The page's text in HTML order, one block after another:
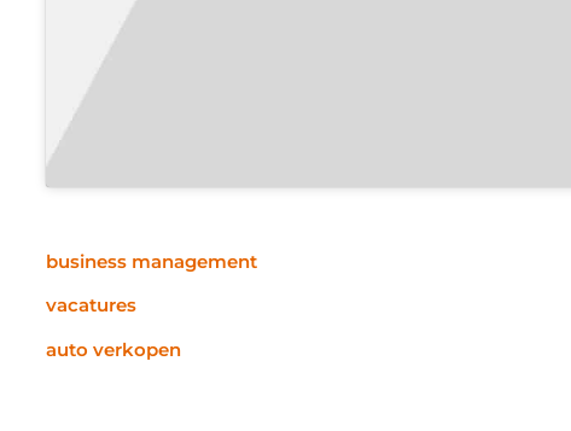
business management
vacatures
auto verkopen